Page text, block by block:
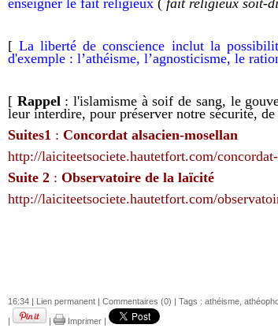
enseigner le fait religieux (fait religieux soit-
[La liberté de conscience inclut la
d'exemple : l’athéisme, l’agnosticisme, le
[ Rappel: l'islamisme à soif de sang, le
leur interdire, pour préserver notre sécurité,
Suites1 : Concordat alsacien-mosellan
http://laiciteetsociete.hautetfort.com/
Suite 2 : Observatoire de la laïcité
http://laiciteetsociete.hautetfort.com/
16:34 | Lien permanent Commentaires (0) | Tags : athéisme
Imprimer